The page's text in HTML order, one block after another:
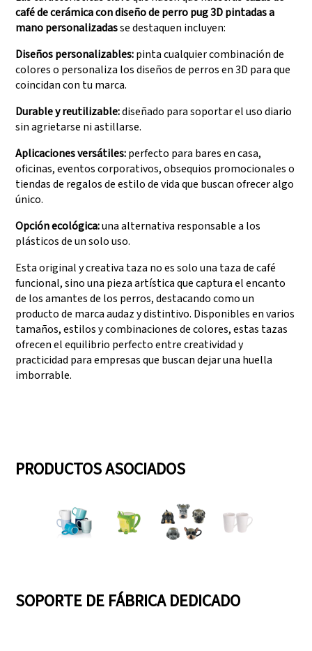
café de cerámica con diseño de perro pug 3D pintadas a
mano personalizadasse destaquen incluyen:
Diseños personalizables:pinta cualquier combinación de
colores o personaliza los diseños de perros en 3D para que
coincidan con tu marca.
Durable y reutilizable:diseñado para soportar el uso diario
sin agrietarse ni astillarse.
Aplicaciones versátiles:perfecto para bares en casa,
oficinas, eventos corporativos, obsequios promocionales o
tiendas de regalos de estilo de vida que buscan ofrecer algo
único.
Opción ecológica:una alternativa responsable a los
plásticos de un solo uso.
Esta original y creativa taza no es solo una taza de café
funcional, sino una pieza artística que captura el encanto
de los amantes de los perros, destacando como un
producto de marca audaz y distintivo. Disponibles en varios
tamaños, estilos y combinaciones de colores, estas tazas
ofrecen el equilibrio perfecto entre creatividad y
practicidad para empresas que buscan dejar una huella
imborrable.
PRODUCTOS ASOCIADOS
SOPORTE DE FÁBRICA DEDICADO